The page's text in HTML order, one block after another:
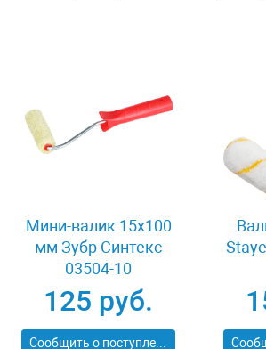
Мини-валик 15x100
мм Зубр Синтекс
03504-10
125 руб.
Сообщить о поступлении